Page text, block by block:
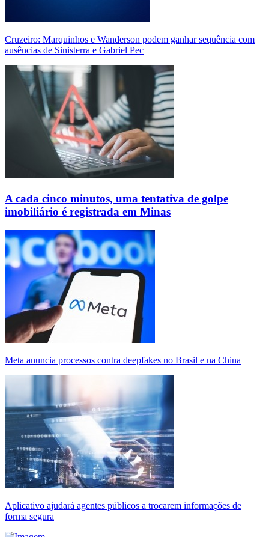
Cruzeiro: Marquinhos e Wanderson podem ganhar sequência com
ausências de Sinisterra e Gabriel Pec
A cada cinco minutos, uma tentativa de golpe
imobiliário é registrada em Minas
Meta anuncia processos contra deepfakes no Brasil e na China
Aplicativo ajudará agentes públicos a trocarem informações de
forma segura